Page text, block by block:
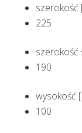
szerokość
225
szerokość
190
wysokość
100